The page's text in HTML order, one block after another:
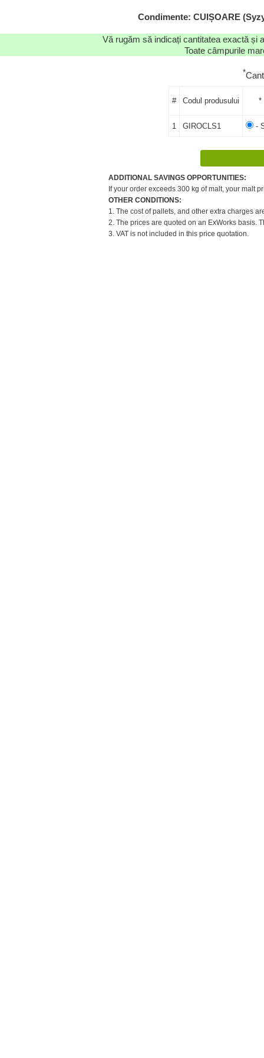
Condimente: CUIȘOARE
Vă rugăm să indicați cantitatea exactă și
Toate câmpurile
*
# Codul produsului *
1 GIROCLS1 -
ADDITIONAL SAVINGS OPPORTUNITIES:
If your order exceeds 300 kg of malt, your malt
OTHER CONDITIONS:
1. The cost of pallets, and other extra charges
2. The prices are quoted on an ExWorks basis.
3. VAT is not included in this price quotation.